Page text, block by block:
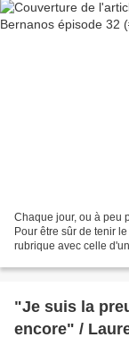
Chaque jour, ou à peu
Pour être sûr de tenir
rubrique avec celle
"Je suis la
encore" /